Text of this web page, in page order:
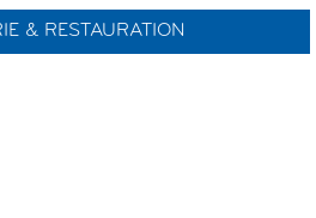
& RESTAURATION